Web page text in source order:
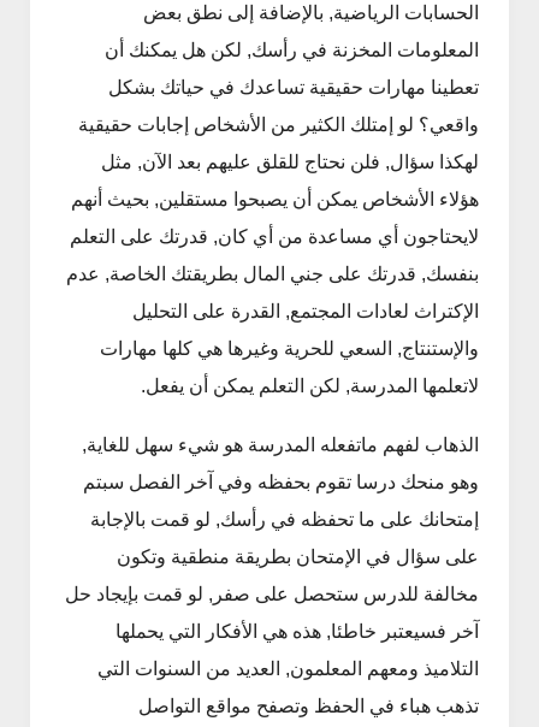
الحسابات الرياضية, بالإضافة إلى نطق بعض
المعلومات المخزنة في رأسك, لكن هل يمكنك أن
تعطينا مهارات حقيقية تساعدك في حياتك بشكل
واقعي؟ لو إمتلك الكثير من الأشخاص إجابات حقيقية
لهكذا سؤال, فلن نحتاج للقلق عليهم بعد الآن, مثل
هؤلاء الأشخاص يمكن أن يصبحوا مستقلين, بحيث أنهم
لايحتاجون أي مساعدة من أي كان, قدرتك على التعلم
بنفسك, قدرتك على جني المال بطريقتك الخاصة, عدم
الإكتراث لعادات المجتمع, القدرة على التحليل
والإستنتاج, السعي للحرية وغيرها هي كلها مهارات
لاتعلمها المدرسة, لكن التعلم يمكن أن يفعل.
الذهاب لفهم ماتفعله المدرسة هو شيء سهل للغاية,
وهو منحك درسا تقوم بحفظه وفي آخر الفصل سبتم
إمتحانك على ما تحفظه في رأسك, لو قمت بالإجابة
على سؤال في الإمتحان بطريقة منطقية وتكون
مخالفة للدرس ستحصل على صفر, لو قمت بإيجاد حل
آخر فسيعتبر خاطئا, هذه هي الأفكار التي يحملها
التلاميذ ومعهم المعلمون, العديد من السنوات التي
تذهب هباء في الحفظ وتصفح مواقع التواصل